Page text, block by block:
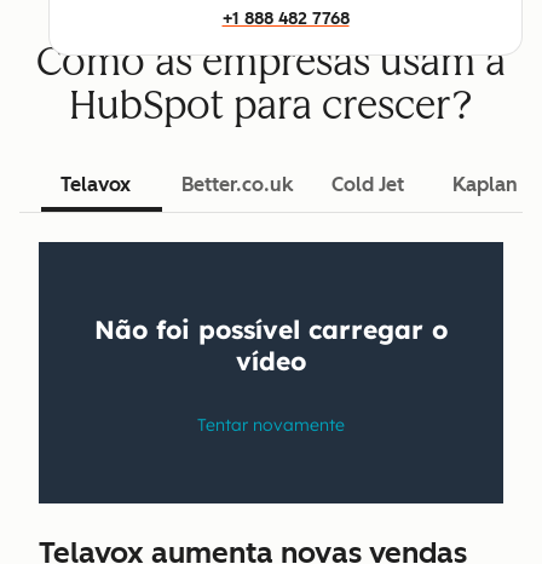
+1 888 482 7768
Como as empresas usam a
HubSpot para crescer?
Telavox Better.co.uk Cold Jet Kaplan
Telavox aumenta novas vendas